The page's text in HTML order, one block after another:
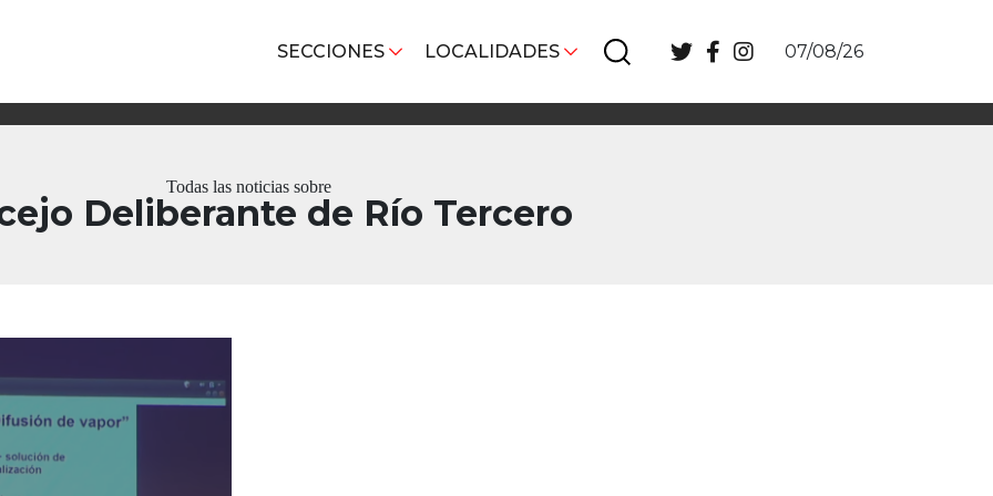
SECCIONES LOCALIDADES 07/08/26
Todas las noticias sobre
Deliberante de Río Tercero